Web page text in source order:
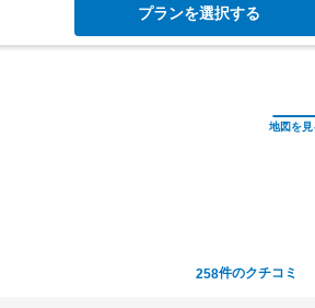
プランを選択する
258件のクチコミ